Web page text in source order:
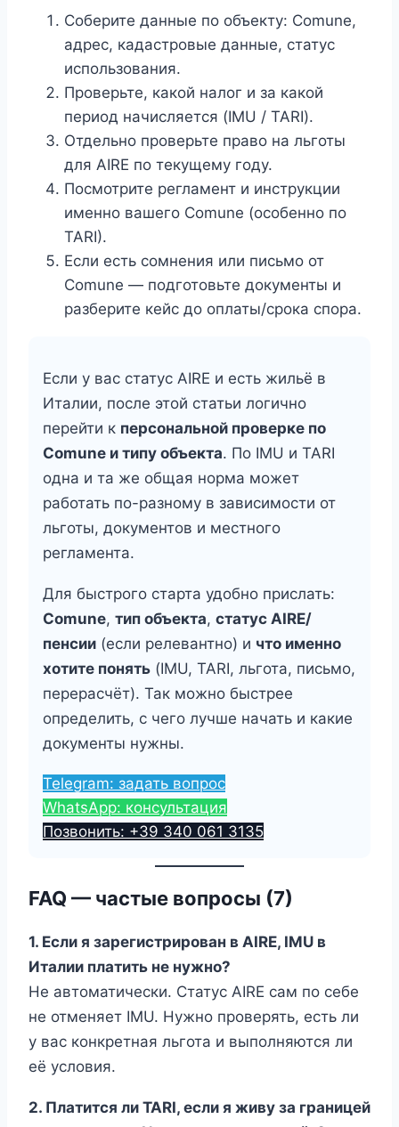
Соберите данные по объекту: Comune,
адрес, кадастровые данные, статус
использования.
Проверьте, какой налог и за какой
период начисляется (IMU / TARI).
Отдельно проверьте право на льготы
для AIRE по текущему году.
Посмотрите регламент и инструкции
именно вашего Comune (особенно по
TARI).
Если есть сомнения или письмо от
Comune — подготовьте документы и
разберите кейс до оплаты/срока спора.
Если у вас статус AIRE и есть жильё в
Италии, после этой статьи логично
перейти к персональной проверке по
Comune и типу объекта. По IMU и TARI
одна и та же общая норма может
работать по-разному в зависимости от
льготы, документов и местного
регламента.
Для быстрого старта удобно прислать:
Comune, тип объекта, статус AIRE/
пенсии (если релевантно) и что именно
хотите понять (IMU, TARI, льгота, письмо,
перерасчёт). Так можно быстрее
определить, с чего лучше начать и какие
документы нужны.
Telegram: задать вопрос
WhatsApp: консультация
Позвонить: +39 340 061 3135
FAQ — частые вопросы (7)
1. Если я зарегистрирован в AIRE, IMU в
Италии платить не нужно?
Не автоматически. Статус AIRE сам по себе
не отменяет IMU. Нужно проверять, есть ли
у вас конкретная льгота и выполняются ли
её условия.
2. Платится ли TARI, если я живу за границей